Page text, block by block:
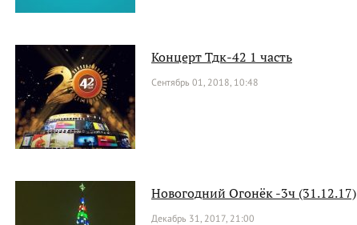
Концерт Тдк-42 1 часть
Сентябрь 01, 2018, 10:48
Новогодний Огонёк -3ч (31.12.17)
Декабрь 31, 2017, 21:00